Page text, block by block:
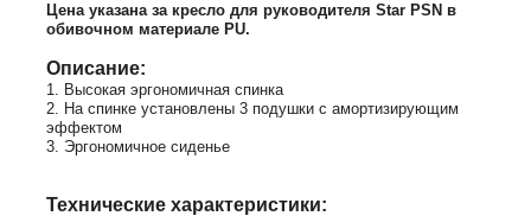
Цена указана за кресло для руководителя Star PSN в
обивочном материале PU.
Описание:
1. Высокая эргономичная спинка
2. На спинке установлены 3 подушки с амортизирующим
эффектом
3. Эргономичное сиденье
Технические характеристики: